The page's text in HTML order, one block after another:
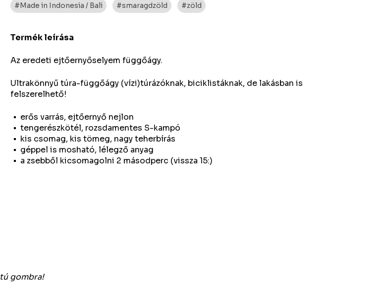
#Made in Indonesia / Bali #smaragdzöld #zöld
Termék leírása
Az eredeti ejtőernyőselyem függőágy.
Ultrakönnyű túra-függőágy (vízi)túrázóknak, biciklistáknak, de lakásban is
felszerelhető!
erős varrás, ejtőernyő nejlon
tengerészkötél, rozsdamentes S-kampó
kis csomag, kis tömeg, nagy teherbírás
géppel is mosható, lélegző anyag
a zsebből kicsomagolni 2 másodperc (vissza 15:)
gombra!